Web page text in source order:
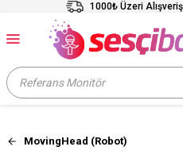
1000₺ Üzeri
MovingHead (Robot)